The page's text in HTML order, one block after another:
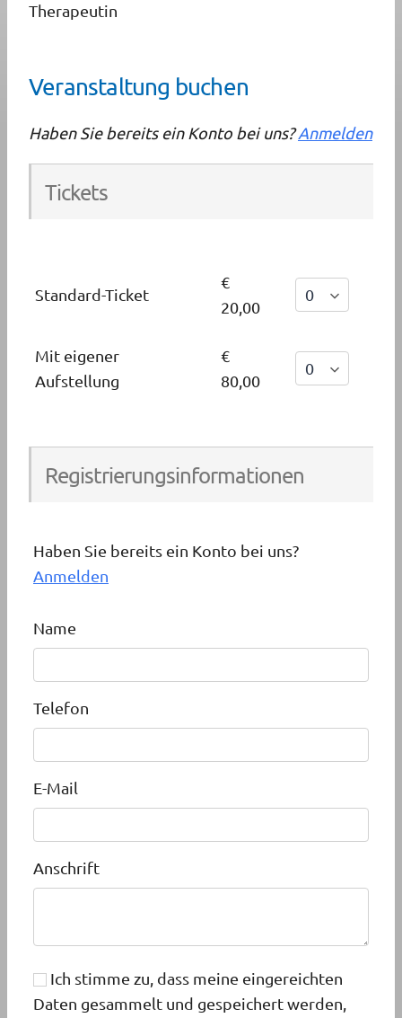
Therapeutin
Veranstaltung buchen
Haben Sie bereits ein Konto bei uns?Anmelden
Tickets
Standard-Ticket
€
20,00
Mit eigener
Aufstellung
€
80,00
Registrierungsinformationen
Haben Sie bereits ein Konto bei uns?
Anmelden
Name
Telefon
E-Mail
Anschrift
Ich stimme zu, dass meine eingereichten
Daten gesammelt und gespeichert werden,